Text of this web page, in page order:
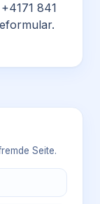
841
Seite.